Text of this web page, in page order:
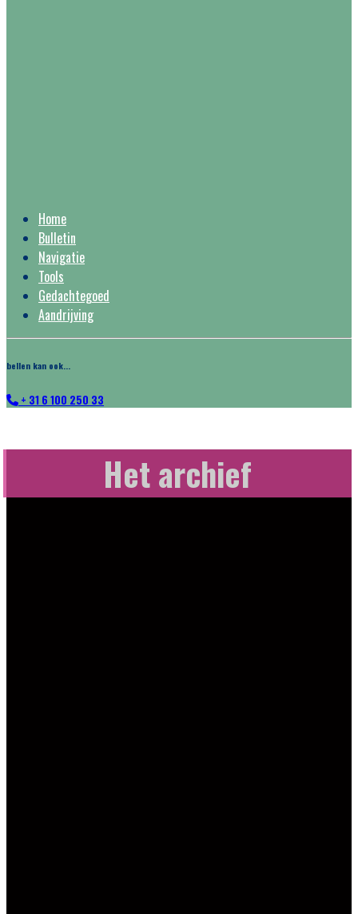
Home
Bulletin
Navigatie
Tools
Gedachtegoed
Aandrijving
bellen kan ook...
+ 31 6 100 250 33
Het archief